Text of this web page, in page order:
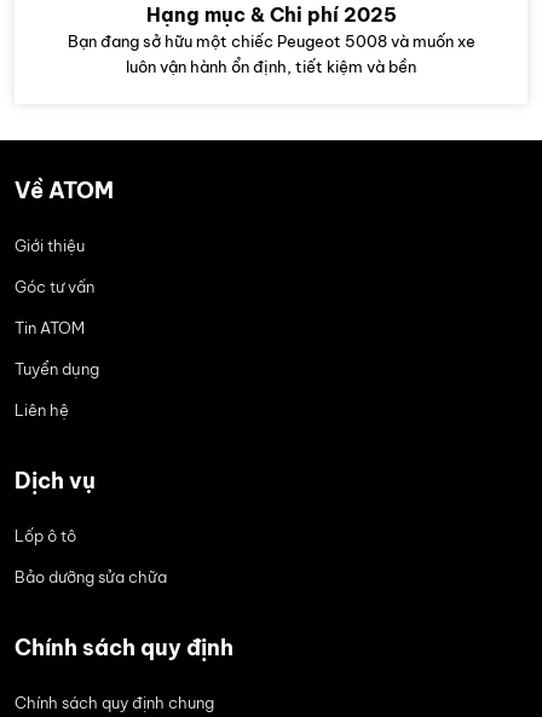
Hạng mục & Chi phí 2025
Bạn đang sở hữu một chiếc Peugeot 5008 và muốn xe
luôn vận hành ổn định, tiết kiệm và bền
Về ATOM
Giới thiệu
Góc tư vấn
Tin ATOM
Tuyển dụng
Liên hệ
Dịch vụ
Lốp ô tô
Bảo dưỡng sửa chữa
Chính sách quy định
Chính sách quy định chung